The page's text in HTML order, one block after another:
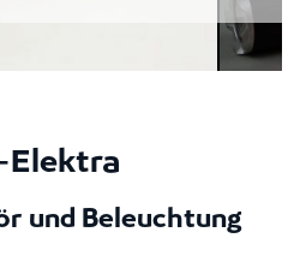
Elektra
und Beleuchtung